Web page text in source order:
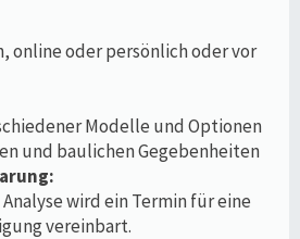
online oder persönlich oder vor
Modelle und Optionen
und baulichen Gegebenheiten
wird ein Termin für eine
vereinbart.